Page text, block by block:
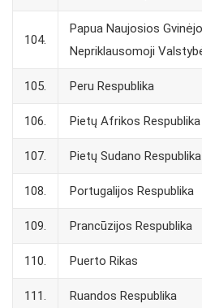
104.
Papua Naujosios
Nepriklausomoji
105. Peru Respublika
106. Pietų Afrikos Respublika
107. Pietų Sudano Respublika
108. Portugalijos Respublika
109. Prancūzijos Respublika
110. Puerto Rikas
111. Ruandos Respublika